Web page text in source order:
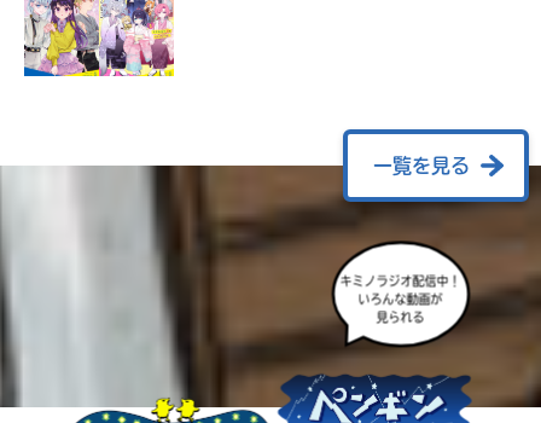
一覧を見る
キミノラジオ配信中！
いろんな動画が
見られる
も
度
み
て